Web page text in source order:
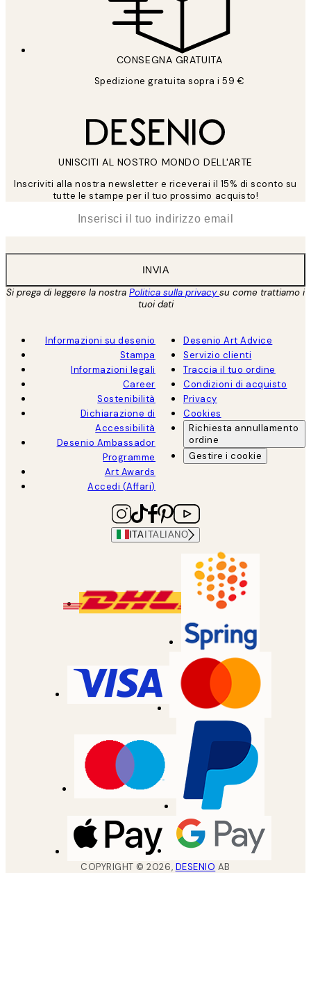
CONSEGNA GRATUITA
Spedizione gratuita sopra i 59 €
UNISCITI AL NOSTRO MONDO DELL'ARTE
Inscriviti alla nostra newsletter e riceverai il 15% di sconto su
tutte le stampe per il tuo prossimo acquisto!
INVIA
Si prega di leggere la nostra Politica sulla privacysu come trattiamo i
tuoi dati
Informazioni su desenio
Stampa
Informazioni legali
Career
Sostenibilità
Dichiarazione di
Accessibilità
Desenio Ambassador
Programme
Art Awards
Accedi (Affari)
Desenio Art Advice
Servizio clienti
Traccia il tuo ordine
Condizioni di acquisto
Privacy
Cookies
Richiesta annullamento
ordine
Gestire i cookie
ITA ITALIANO
COPYRIGHT ©2026, DESENIO AB